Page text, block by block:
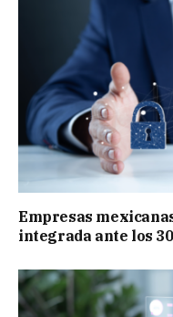
Empresas
integrada ante los